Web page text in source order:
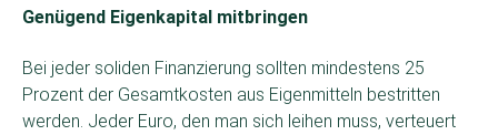
Genügend Eigenkapital mitbringen
Bei jeder soliden Finanzierung sollten mindestens 25
Prozent der Gesamtkosten aus Eigenmitteln bestritten
werden. Jeder Euro, den man sich leihen muss, verteuert